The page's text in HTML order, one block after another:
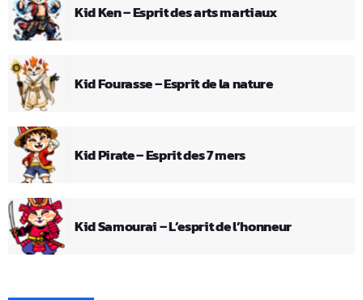
Kid Ken – Esprit des arts martiaux
Kid Fourasse – Esprit de la nature
Kid Pirate – Esprit des 7 mers
Kid Samourai – L’esprit de l’honneur